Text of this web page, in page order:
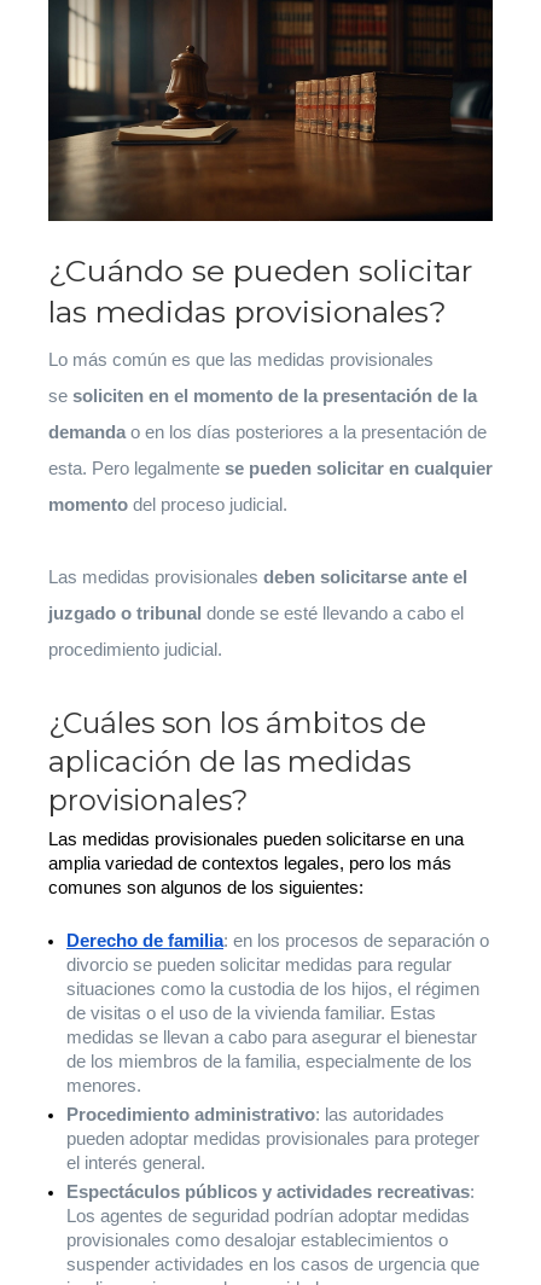
¿Cuándo se pueden solicitar
las medidas provisionales?
Lo más común es que las medidas provisionales
se soliciten en el momento de la presentación de la
demandao en los días posteriores a la presentación de
esta. Pero legalmente se pueden solicitar en cualquier
momento del proceso judicial.
Las medidas provisionales deben solicitarse ante el
juzgado o tribunal donde se esté llevando a cabo el
procedimiento judicial.
¿Cuáles son los ámbitos de
aplicación de las medidas
provisionales?
Las medidas provisionales pueden solicitarse en una
amplia variedad de contextos legales, pero los más
comunes son algunos de los siguientes:
Derecho de familia: en los procesos de separación o
divorcio se pueden solicitar medidas para regular
situaciones como la custodia de los hijos, el régimen
de visitas o el uso de la vivienda familiar. Estas
medidas se llevan a cabo para asegurar el bienestar
de los miembros de la familia, especialmente de los
menores.
Procedimiento administrativo: las autoridades
pueden adoptar medidas provisionales para proteger
el interés general.
Espectáculos públicos y actividades recreativas:
Los agentes de seguridad podrían adoptar medidas
provisionales como desalojar establecimientos o
suspender actividades en los casos de urgencia que